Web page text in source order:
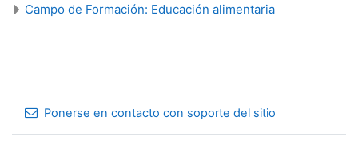
Campo de Formación: Educación alimentaria
Ponerse en contacto con soporte del sitio